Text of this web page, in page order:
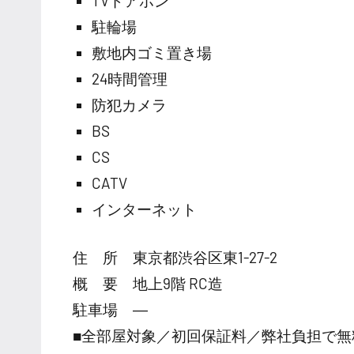
駐輪場
敷地内ゴミ置き場
24時間管理
防犯カメラ
BS
CS
CATV
インターネット
住 所 東京都渋谷区東1-27-2
概 要 地上9階 RC造
駐車場 ―
■全部屋対象／初回保証料／弊社負担で